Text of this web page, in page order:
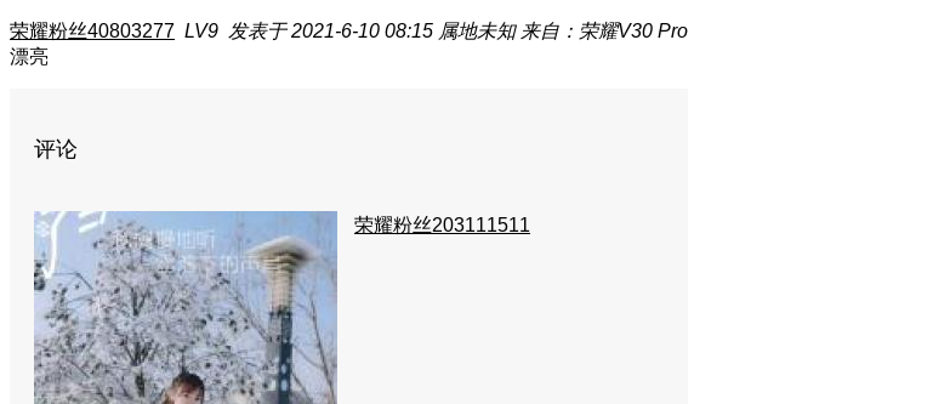
荣耀粉丝40803277 LV9 发表于 2021-6-10 08:15 属地未知 来自：荣耀V30 Pro
漂亮
评论
荣耀粉丝203111511